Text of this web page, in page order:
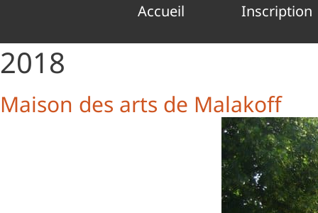
Accueil Inscription
2018
Maison des arts de Malakoff